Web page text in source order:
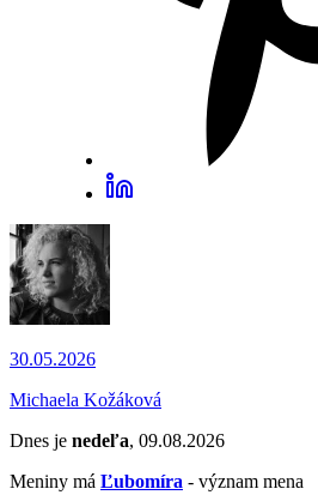
30.05.2026
Michaela Kožáková
Dnes je nedeľa, 09.08.2026
Meniny má Ľubomíra - význam mena